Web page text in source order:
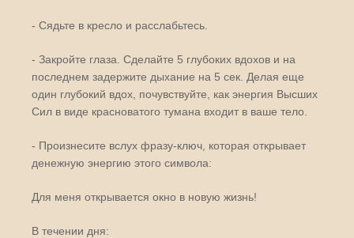
- Сядьте в кресло и расслабьтесь.
- Закройте глаза. Сделайте 5 глубоких вдохов и на
последнем задержите дыхание на 5 сек. Делая еще
один глубокий вдох, почувствуйте, как энергия Высших
Сил в виде красноватого тумана входит в ваше тело.
- Произнесите вслух фразу-ключ, которая открывает
денежную энергию этого символа:
Для меня открывается окно в новую жизнь!
В течении дня: